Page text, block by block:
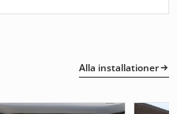
Alla installationer